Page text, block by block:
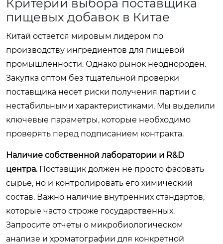
Критерии выбора поставщика
пищевых добавок в Китае
Китай остается мировым лидером по
производству ингредиентов для пищевой
промышленности. Однако рынок неоднороден.
Закупка оптом без тщательной проверки
поставщика несет риски получения партии с
нестабильными характеристиками. Мы выделили
ключевые параметры, которые необходимо
проверять перед подписанием контракта.
Наличие собственной лаборатории и R&D
центра.Поставщик должен не просто фасовать
сырье, но и контролировать его химический
состав. Важно наличие внутренних стандартов,
которые часто строже государственных.
Запросите отчеты о микробиологическом
анализе и хроматографии для конкретной